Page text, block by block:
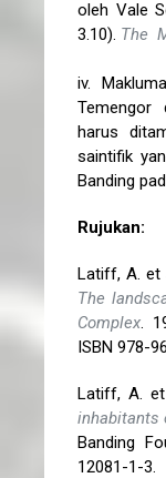
oleh Vale
3.10). The
iv.
Temengor
harus
saintifik
Banding
Rujukan:
Latiff, A. et
The
Complex.
ISBN 978-
Latiff, A. et
inhabitants
Banding
12081-1-3.